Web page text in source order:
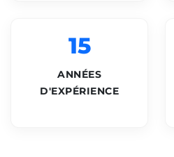
15
ANNÉES
D'EXPÉRIENCE